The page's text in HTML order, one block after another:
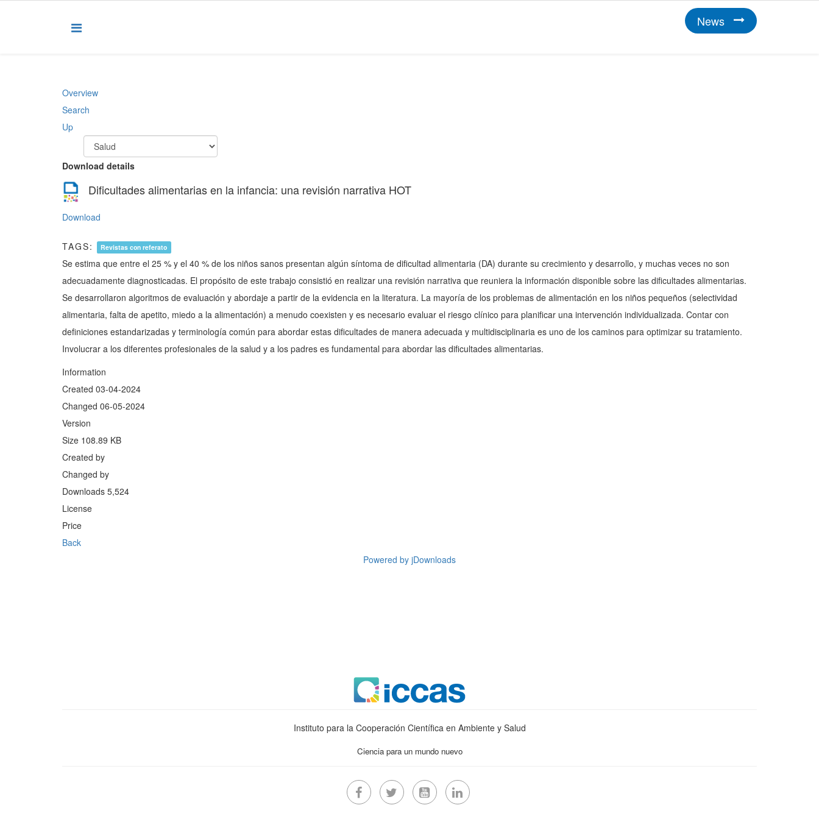
News
Overview
Search
Up
Download details
Dificultades alimentarias en la infancia: una revisión narrativa HOT
Download
TAGS: Revistas con referato
Se estima que entre el 25 % y el 40 % de los niños sanos presentan algún síntoma de dificultad alimentaria (DA) durante su crecimiento y desarrollo, y muchas veces no son
adecuadamente diagnosticadas. El propósito de este trabajo consistió en realizar una revisión narrativa que reuniera la información disponible sobre las dificultades alimentarias.
Se desarrollaron algoritmos de evaluación y abordaje a partir de la evidencia en la literatura. La mayoría de los problemas de alimentación en los niños pequeños (selectividad
alimentaria, falta de apetito, miedo a la alimentación) a menudo coexisten y es necesario evaluar el riesgo clínico para planificar una intervención individualizada. Contar con
definiciones estandarizadas y terminología común para abordar estas dificultades de manera adecuada y multidisciplinaria es uno de los caminos para optimizar su tratamiento.
Involucrar a los diferentes profesionales de la salud y a los padres es fundamental para abordar las dificultades alimentarias.
Information
Created 03-04-2024
Changed 06-05-2024
Version
Size 108.89 KB
Created by
Changed by
Downloads 5,524
License
Price
Back
Powered by jDownloads
Instituto para la Cooperación Científica en Ambiente y Salud
Ciencia para un mundo nuevo